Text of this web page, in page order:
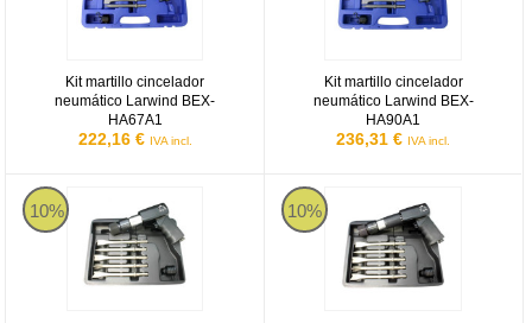
Kit martillo cincelador
neumático Larwind BEX-
HA67A1
222,16 € IVA incl.
Kit martillo cincelador
neumático Larwind BEX-
HA90A1
236,31 € IVA incl.
10%
Larwind LAR-1520K
10%
Larwind LAR-330K